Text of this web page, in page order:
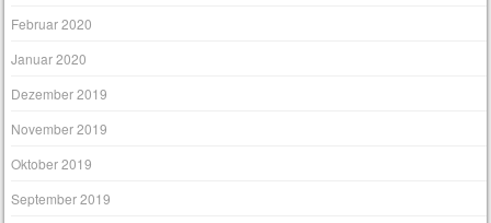
Februar 2020
Januar 2020
Dezember 2019
November 2019
Oktober 2019
September 2019